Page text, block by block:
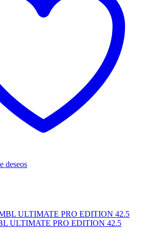
deseos
ULTIMATE PRO EDITION 42.5